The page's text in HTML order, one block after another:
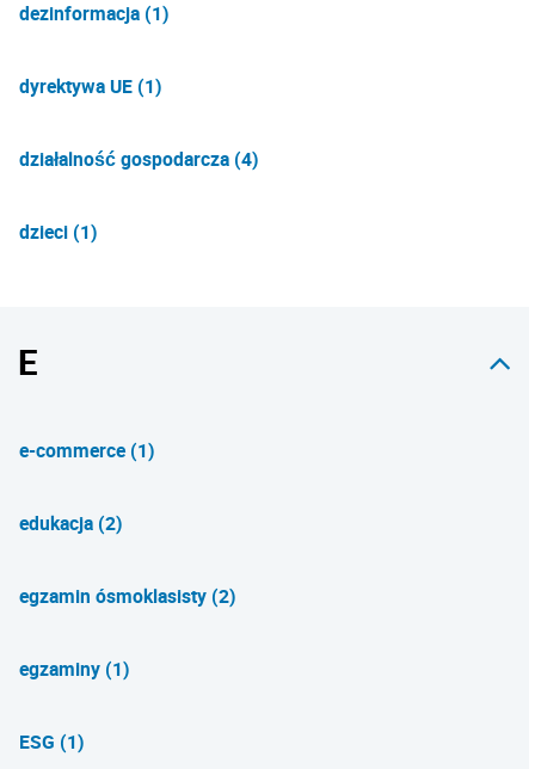
dezinformacja (1)
dyrektywa UE (1)
działalność gospodarcza (4)
dzieci (1)
E
e-commerce (1)
edukacja (2)
egzamin ósmoklasisty (2)
egzaminy (1)
ESG (1)